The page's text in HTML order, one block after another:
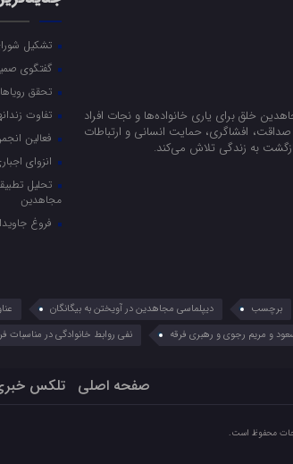
خلق برای یاری خانواده‌ها و نجات افراد
افشاگری، حمایت انسانی و ارتباطات
به زندگی تلاش می‌کند.
تشکیل
گفتگوی
تحقق
تفاوت
فعالین
انزوای
تحلیل
مجاهدین
فروغ
برچسب دیپلماسی مجاهدین در آویختن به بیگانگان
و مریم رجوی و رهبری فرقه نفی روابط خانوادگی در مناسبات
صفحه اصلی تلکس
محفوظ است.